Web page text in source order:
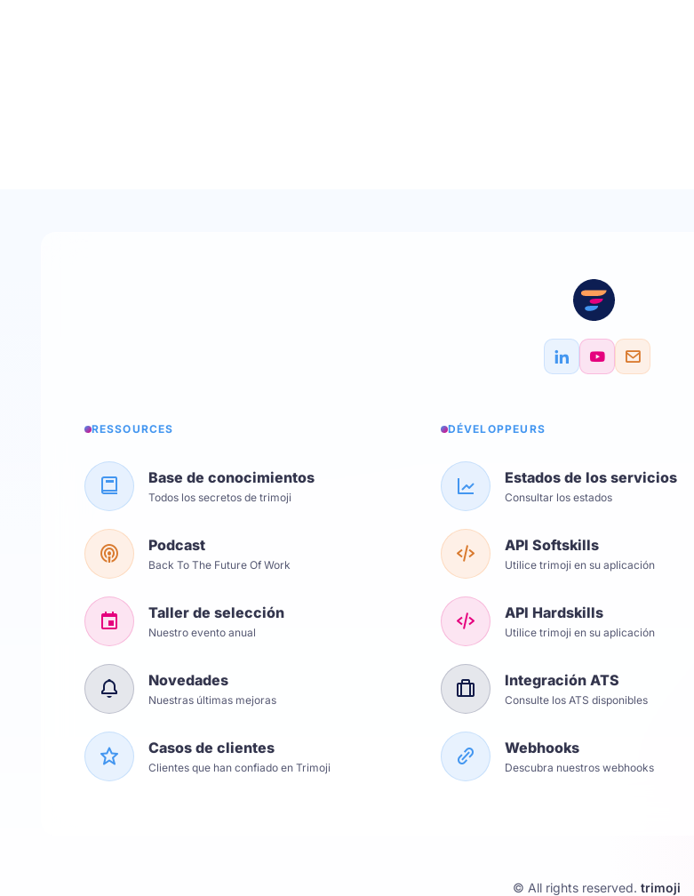
RESSOURCES
Base de conocimientos
Todos los secretos de trimoji
Podcast
Back To The Future Of Work
Taller de selección
Nuestro evento anual
Novedades
Nuestras últimas mejoras
Casos de clientes
Clientes que han confiado en Trimoji
DÉVELOPPEURS
Estados de los servicios
Consultar los estados
API Softskills
Utilice trimoji en su aplicación
API Hardskills
Utilice trimoji en su aplicación
Integración ATS
Consulte los ATS disponibles
Webhooks
Descubra nuestros webhooks
© All rights reserved.trimoji